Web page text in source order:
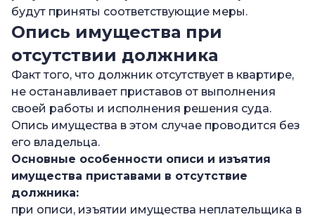
будут приняты соответствующие меры.
Опись имущества при
отсутствии должника
Факт того, что должник отсутствует в квартире,
не останавливает приставов от выполнения
своей работы и исполнения решения суда.
Опись имущества в этом случае проводится без
его владельца.
Основные особенности описи и изъятия
имущества приставами в отсутствие
должника:
при описи, изъятии имущества неплательщика в